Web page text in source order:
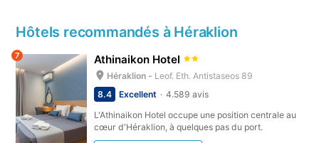
Hôtels recommandés à Héraklion
7 Athinaikon Hotel
Héraklion - Leof. Eth. Antistaseos 89
8.4
Excellent
4.589 avis
L'Athinaikon Hotel occupe une position centrale au
cœur d'Héraklion, à quelques pas du port.